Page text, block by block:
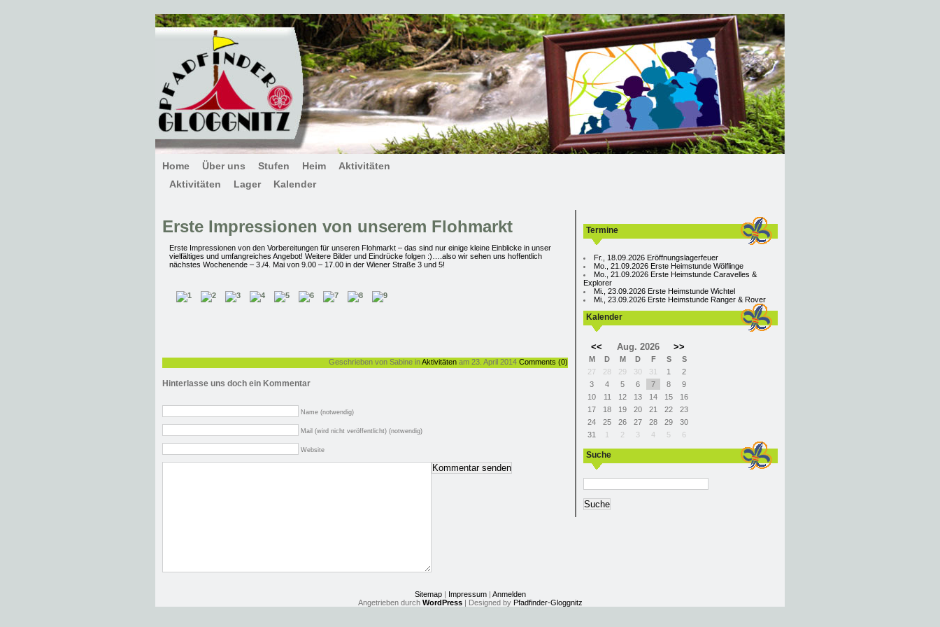
Home Über uns Stufen Heim
Aktivitäten
Aktivitäten
Lager Kalender
Erste Impressionen von unserem Flohmarkt
Erste Impressionen von den Vorbereitungen für unseren Flohmarkt – das sind nur einige kleine Einblicke in unser
vielfältiges und umfangreiches Angebot! Weitere Bilder und Eindrücke folgen :)….also wir sehen uns hoffentlich
nächstes Wochenende – 3./4. Mai von 9.00 – 17.00 in der Wiener Straße 3 und 5!
Geschrieben von Sabine inAktivitäten am 23. April 2014 Comments (0)
Hinterlasse uns doch ein Kommentar
Name (notwendig)
Mail (wird nicht veröffentlicht) (notwendig)
Website
Termine
Fr., 18.09.2026 Eröffnungslagerfeuer
Mo., 21.09.2026 Erste Heimstunde Wölflinge
Mo., 21.09.2026 Erste Heimstunde Caravelles &
Explorer
Mi., 23.09.2026 Erste Heimstunde Wichtel
Mi., 23.09.2026 Erste Heimstunde Ranger & Rover
Kalender
<< Aug. 2026 >>
M D M D F S
S
27
28 29 30 31 1
2
3
4 5 6 7 8
9
10
11 12 13 14 15
16
17
18 19 20 21 22
23
24
25 26 27 28 29
30
31
1 2 3 4 5 6
Suche
Sitemap| Impressum| Anmelden
Angetrieben durch WordPress| Designed by Pfadfinder-Gloggnitz